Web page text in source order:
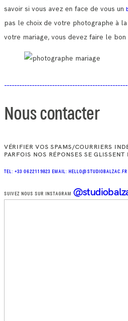
savoir si vous avez en face de vous un
pas le choix de votre photographe à
votre mariage, vous devez faire le bon
Nous contacter
VÉRIFIER VOS SPAMS/COURRIERS
PARFOIS NOS RÉPONSES SE GLISSENT
TEL: +33 0622119823 EMAIL: HELLO@STUDIOBALZAC.FR
SUIVEZ NOUS SUR INSTAGRAM